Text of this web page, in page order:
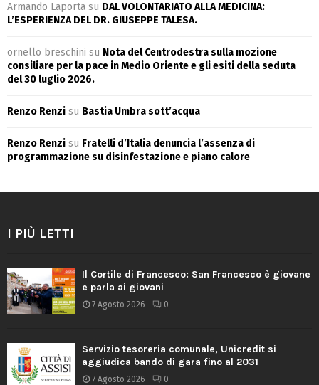
Armando Laporta su DAL VOLONTARIATO ALLA MEDICINA:
L’ESPERIENZA DEL DR. GIUSEPPE TALESA.
ornello breschini su Nota del Centrodestra sulla mozione
consiliare per la pace in Medio Oriente e gli esiti della seduta
del 30 luglio 2026.
Renzo Renzi su Bastia Umbra sott’acqua
Renzo Renzi su Fratelli d’Italia denuncia l’assenza di
programmazione su disinfestazione e piano calore
I PIÙ LETTI
Il Cortile di Francesco: San Francesco è giovane
e parla ai giovani
7 Agosto 2026 0
Servizio tesoreria comunale, Unicredit si
aggiudica bando di gara fino al 2031
7 Agosto 2026 0